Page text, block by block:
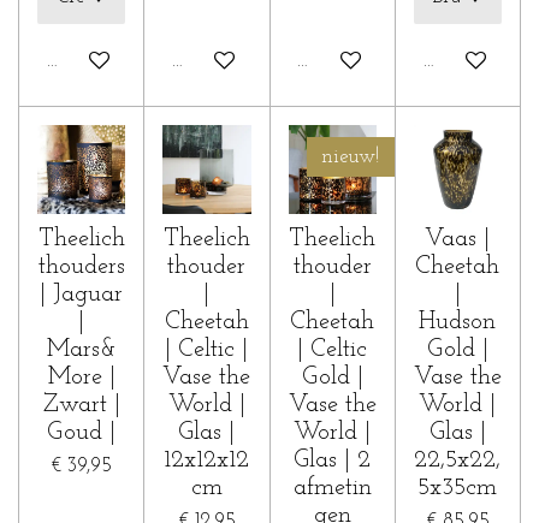
In winkelwagenIn winkelwagenIn winkelwagenIn
Theelich
thouders
| Jaguar
Mars&
More |
Zwart |
Goud |
€ 39,95
Theelich
thouder
Cheetah
| Celtic |
Vase the
World |
Glas |
12x12x12
cm
nieuw!
Theelich
thouder
Cheetah
| Celtic
Gold |
Vase the
World |
Glas | 2
afmetin
gen
Vaas |
Cheetah
Hudson
Gold |
Vase the
World |
Glas |
22,5x22,
5x35cm